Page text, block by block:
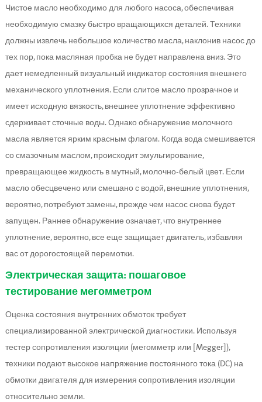
Чистое масло необходимо для любого насоса, обеспечивая
необходимую смазку быстро вращающихся деталей. Техники
должны извлечь небольшое количество масла, наклонив насос до
тех пор, пока масляная пробка не будет направлена вниз. Это
дает немедленный визуальный индикатор состояния внешнего
механического уплотнения. Если слитое масло прозрачное и
имеет исходную вязкость, внешнее уплотнение эффективно
сдерживает сточные воды. Однако обнаружение молочного
масла является ярким красным флагом. Когда вода смешивается
со смазочным маслом, происходит эмульгирование,
превращающее жидкость в мутный, молочно-белый цвет. Если
масло обесцвечено или смешано с водой, внешние уплотнения,
вероятно, потребуют замены, прежде чем насос снова будет
запущен. Раннее обнаружение означает, что внутреннее
уплотнение, вероятно, все еще защищает двигатель, избавляя
вас от дорогостоящей перемотки.
Электрическая защита: пошаговое
тестирование мегомметром
Оценка состояния внутренних обмоток требует
специализированной электрической диагностики. Используя
тестер сопротивления изоляции (мегомметр или [Megger]),
техники подают высокое напряжение постоянного тока (DC) на
обмотки двигателя для измерения сопротивления изоляции
относительно земли.